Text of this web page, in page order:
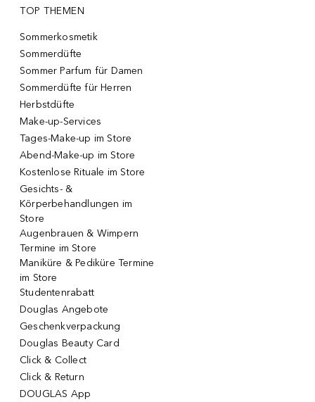
TOP THEMEN
Sommerkosmetik
Sommerdüfte
Sommer Parfum für Damen
Sommerdüfte für Herren
Herbstdüfte
Make-up-Services
Tages-Make-up im Store
Abend-Make-up im Store
Kostenlose Rituale im Store
Gesichts- &
Körperbehandlungen im
Store
Augenbrauen & Wimpern
Termine im Store
Maniküre & Pediküre Termine
im Store
Studentenrabatt
Douglas Angebote
Geschenkverpackung
Douglas Beauty Card
Click & Collect
Click & Return
DOUGLAS App